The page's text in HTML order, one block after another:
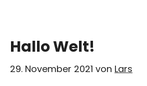
Hallo Welt!
29. November 2021 von Lars